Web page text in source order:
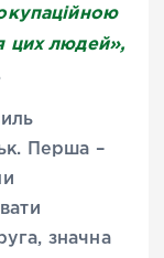
цих людей»,
Перша –
значна